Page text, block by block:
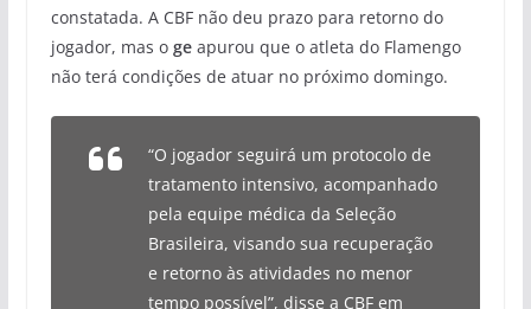
constatada. A CBF não deu prazo para retorno do
jogador, mas o geapurou que o atleta do Flamengo
não terá condições de atuar no próximo domingo.
“O jogador seguirá um protocolo de
tratamento intensivo, acompanhado
pela equipe médica da Seleção
Brasileira, visando sua recuperação
e retorno às atividades no menor
tempo possível”, disse a CBF em